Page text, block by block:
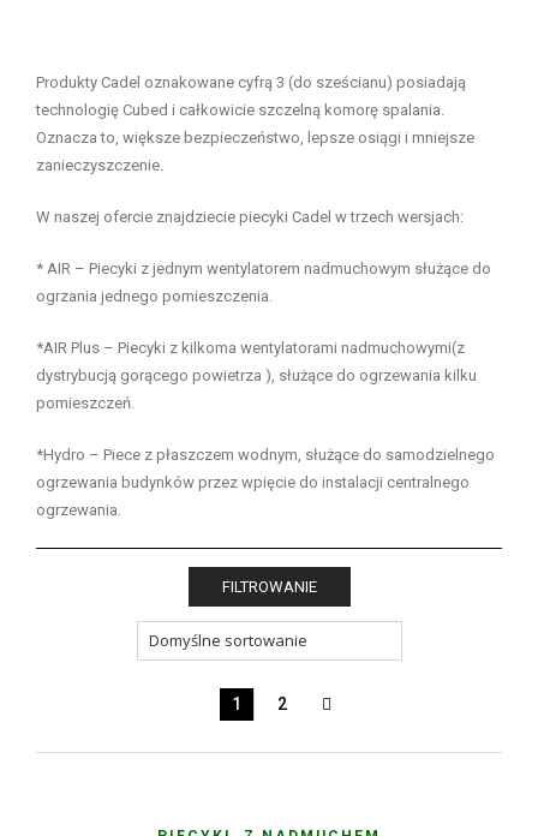
Produkty Cadel oznakowane cyfrą 3 (do sześcianu) posiadają
technologię Cubed i całkowicie szczelną komorę spalania.
Oznacza to, większe bezpieczeństwo, lepsze osiągi i mniejsze
zanieczyszczenie.
W naszej ofercie znajdziecie piecyki Cadel w trzech wersjach:
* AIR – Piecyki z jednym wentylatorem nadmuchowym służące do
ogrzania jednego pomieszczenia.
*AIR Plus – Piecyki z kilkoma wentylatorami nadmuchowymi(z
dystrybucją gorącego powietrza ), służące do ogrzewania kilku
pomieszczeń.
*Hydro – Piece z płaszczem wodnym, służące do samodzielnego
ogrzewania budynków przez wpięcie do instalacji centralnego
ogrzewania.
FILTROWANIE
1 2